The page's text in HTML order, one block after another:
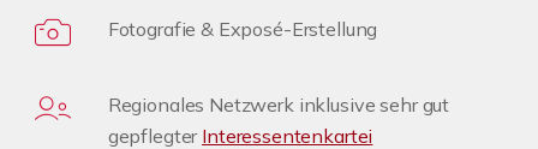
Fotografie & Exposé-Erstellung
Regionales Netzwerk inklusive sehr gut
gepflegter Interessentenkartei